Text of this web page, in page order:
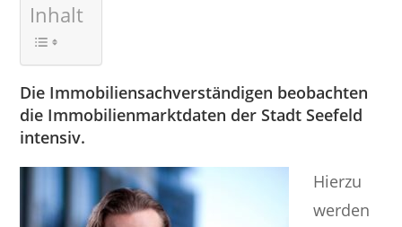
Inhalt
Die Immobiliensachverständigen beobachten
die Immobilienmarktdaten der Stadt Seefeld
intensiv.
Hierzu
werden